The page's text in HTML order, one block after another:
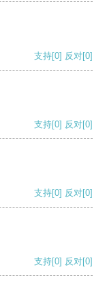
支持[0] 反对[0]
支持[0] 反对[0]
支持[0] 反对[0]
支持[0] 反对[0]